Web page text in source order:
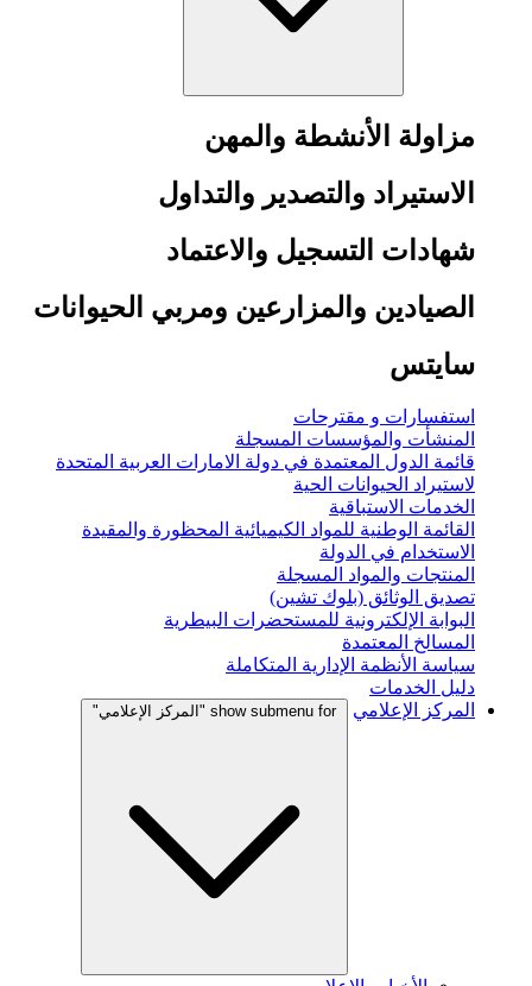
مزاولة الأنشطة والمهن
الاستيراد والتصدير والتداول
شهادات التسجيل والاعتماد
الصيادين والمزارعين ومربي الحيوانات
سايتس
استفسارات و مقترحات
المنشأت والمؤسسات المسجلة
قائمة الدول المعتمدة في دولة الامارات العربية المتحدة
لاستيراد الحيوانات الحية
الخدمات الاستباقية
القائمة الوطنية للمواد الكيميائية المحظورة والمقيدة
الاستخدام في الدولة
المنتجات والمواد المسجلة
تصديق الوثائق (بلوك تشين)
البوابة الإلكترونية للمستحضرات البيطرية
المسالخ المعتمدة
سياسة الأنظمة الإدارية المتكاملة
دليل الخدمات
المركز الإعلامي
show submenu for "المركز الإعلامي"